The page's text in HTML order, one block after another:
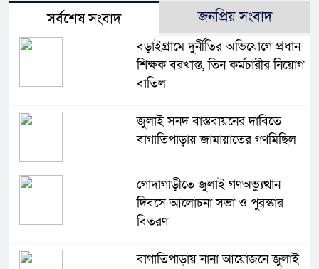
সর্বশেষ সংবাদ জনপ্রিয় সংবাদ
বড়াইগ্রামে দুর্নীতির অভিযোগে প্রধান
শিক্ষক বরখাস্ত, তিন কর্মচারীর নিয়োগ
বাতিল
জুলাই সনদ বাস্তবায়নের দাবিতে
বাগাতিপাড়ায় জামায়াতের গণমিছিল
গোদাগাড়ীতে জুলাই গণঅভ্যুত্থান
দিবসে আলোচনা সভা ও পুরস্কার
বিতরণ
বাগাতিপাড়ায় নানা আয়োজনে জুলাই